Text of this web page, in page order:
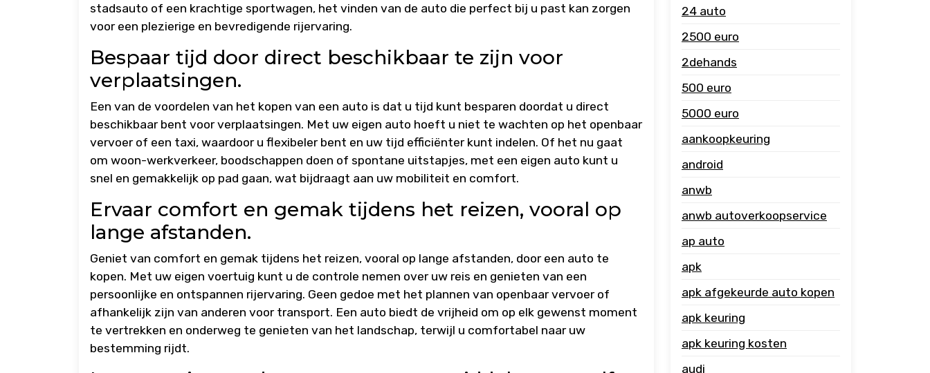
stadsauto of een krachtige sportwagen, het vinden van de auto die perfect bij u past kan zorgen
voor een plezierige en bevredigende rijervaring.
Bespaar tijd door direct beschikbaar te zijn voor
verplaatsingen.
Een van de voordelen van het kopen van een auto is dat u tijd kunt besparen doordat u direct
beschikbaar bent voor verplaatsingen. Met uw eigen auto hoeft u niet te wachten op het openbaar
vervoer of een taxi, waardoor u flexibeler bent en uw tijd efficiënter kunt indelen. Of het nu gaat
om woon-werkverkeer, boodschappen doen of spontane uitstapjes, met een eigen auto kunt u
snel en gemakkelijk op pad gaan, wat bijdraagt aan uw mobiliteit en comfort.
Ervaar comfort en gemak tijdens het reizen, vooral op
lange afstanden.
Geniet van comfort en gemak tijdens het reizen, vooral op lange afstanden, door een auto te
kopen. Met uw eigen voertuig kunt u de controle nemen over uw reis en genieten van een
persoonlijke en ontspannen rijervaring. Geen gedoe met het plannen van openbaar vervoer of
afhankelijk zijn van anderen voor transport. Een auto biedt de vrijheid om op elk gewenst moment
te vertrekken en onderweg te genieten van het landschap, terwijl u comfortabel naar uw
bestemming rijdt.
24 auto
2500 euro
2dehands
500 euro
5000 euro
aankoopkeuring
android
anwb
anwb autoverkoopservice
ap auto
apk
apk afgekeurde auto kopen
apk keuring
apk keuring kosten
audi